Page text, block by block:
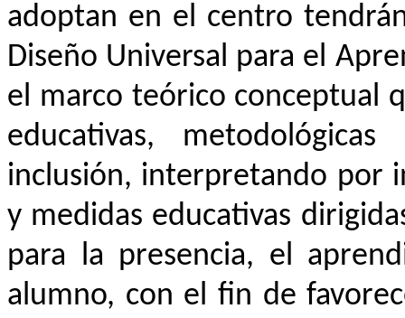
adoptan en el centro
Diseño Universal para el
el marco teórico conceptual
educativas,
inclusión, interpretando por
y medidas educativas
para la presencia, el
alumno, con el fin de